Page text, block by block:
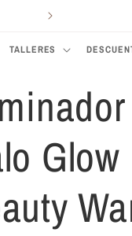
TALLERES